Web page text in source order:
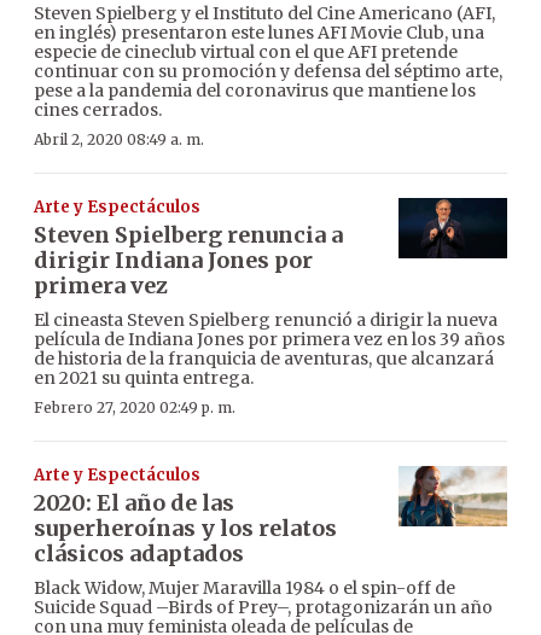
Steven Spielberg y el Instituto del Cine Americano (AFI,
en inglés) presentaron este lunes AFI Movie Club, una
especie de cineclub virtual con el que AFI pretende
continuar con su promoción y defensa del séptimo arte,
pese a la pandemia del coronavirus que mantiene los
cines cerrados.
Abril 2, 2020 08:49 a. m.
Arte y Espectáculos
Steven Spielberg renuncia a
dirigir Indiana Jones por
primera vez
El cineasta Steven Spielberg renunció a dirigir la nueva
película de Indiana Jones por primera vez en los 39 años
de historia de la franquicia de aventuras, que alcanzará
en 2021 su quinta entrega.
Febrero 27, 2020 02:49 p. m.
Arte y Espectáculos
2020: El año de las
superheroínas y los relatos
clásicos adaptados
Black Widow, Mujer Maravilla 1984 o el spin-off de
Suicide Squad –Birds of Prey–, protagonizarán un año
con una muy feminista oleada de películas de